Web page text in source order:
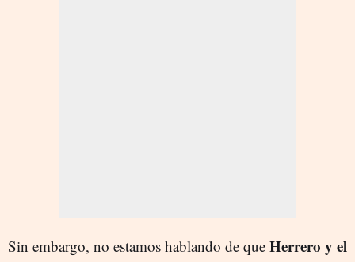
Sin embargo, no estamos hablando de que Herrero y el